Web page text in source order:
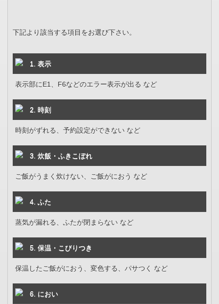
下記より該当する項目をお選び下さい。
1. 表示
表示部にE1、F6などのエラー表示が出る など
2. 時刻
時刻がずれる、予約設定ができない など
3. 炊飯・ふきこぼれ
ご飯がうまく炊けない、ご飯がにおう など
4. ふた
蒸気が漏れる、ふたが閉まらない など
5. 保温・こびりつき
保温したご飯がにおう、変色する、パサつく など
6. におい